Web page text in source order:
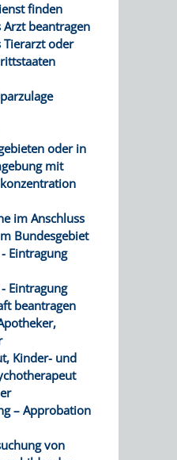
UND
RIPPENWEIER
SULZBACH
AMTLICHE
BEKANNTMACHUNGEN
/
ABSTIMMUNGEN
FINANZEN
/
finden
beantragen
oder
oder in
mit
im Anschluss
Bundesgebiet
Eintragung
Eintragung
beantragen
Kinder- und
– Approbation
von